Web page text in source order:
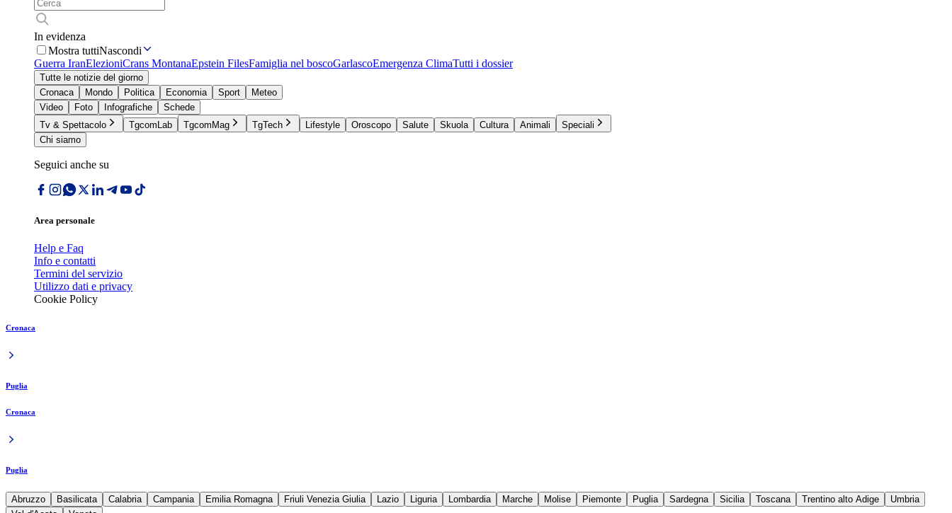
In evidenza
Mostra tuttiNascondi
Guerra IranElezioniCrans MontanaEpstein FilesFamiglia nel boscoGarlascoEmergenza ClimaTutti i dossier
Tutte le notizie del giorno
Cronaca
Mondo Politica Economia Sport
Meteo
Video
Foto Infografiche
Schede
Tv & Spettacolo
TgcomLab TgcomMag TgTech Lifestyle Oroscopo Salute Skuola Cultura Animali
Speciali
Chi siamo
Seguici anche su
Area personale
Help e Faq
Info e contatti
Termini del servizio
Utilizzo dati e privacy
Cookie Policy
Cronaca
Puglia
Cronaca
Puglia
Abruzzo Basilicata Calabria Campania Emilia Romagna Friuli Venezia Giulia Lazio Liguria Lombardia Marche Molise Piemonte Puglia Sardegna Sicilia Toscana Trentino alto Adige
Umbria